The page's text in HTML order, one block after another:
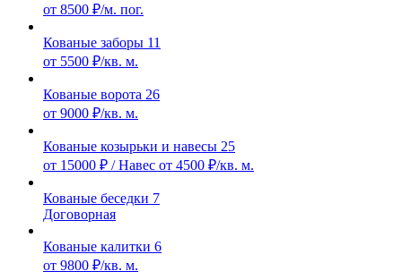
от 8500 ₽/м. пог.
Кованые заборы 11
от 5500 ₽/кв. м.
Кованые ворота 26
от 9000 ₽/кв. м.
Кованые козырьки и навесы 25
от 15000 ₽ / Навес от 4500 ₽/кв. м.
Кованые беседки 7
Договорная
Кованые калитки 6
от 9800 ₽/кв. м.